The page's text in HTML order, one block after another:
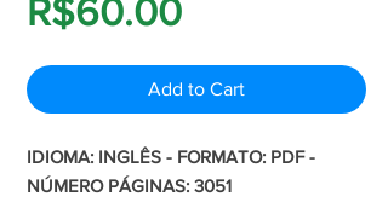
R$60.00Price
Add to Cart
IDIOMA: INGLÊS - FORMATO: PDF -
NÚMERO PÁGINAS: 3051